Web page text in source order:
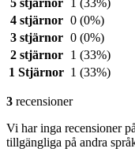
5 stjärnor
1 (33%)
4 stjärnor 0 (0%)
3 stjärnor 0 (0%)
2 stjärnor
1 (33%)
1 Stjärnor 1 (33%)
3 recensioner
Vi har inga recensioner
tillgängliga på andra